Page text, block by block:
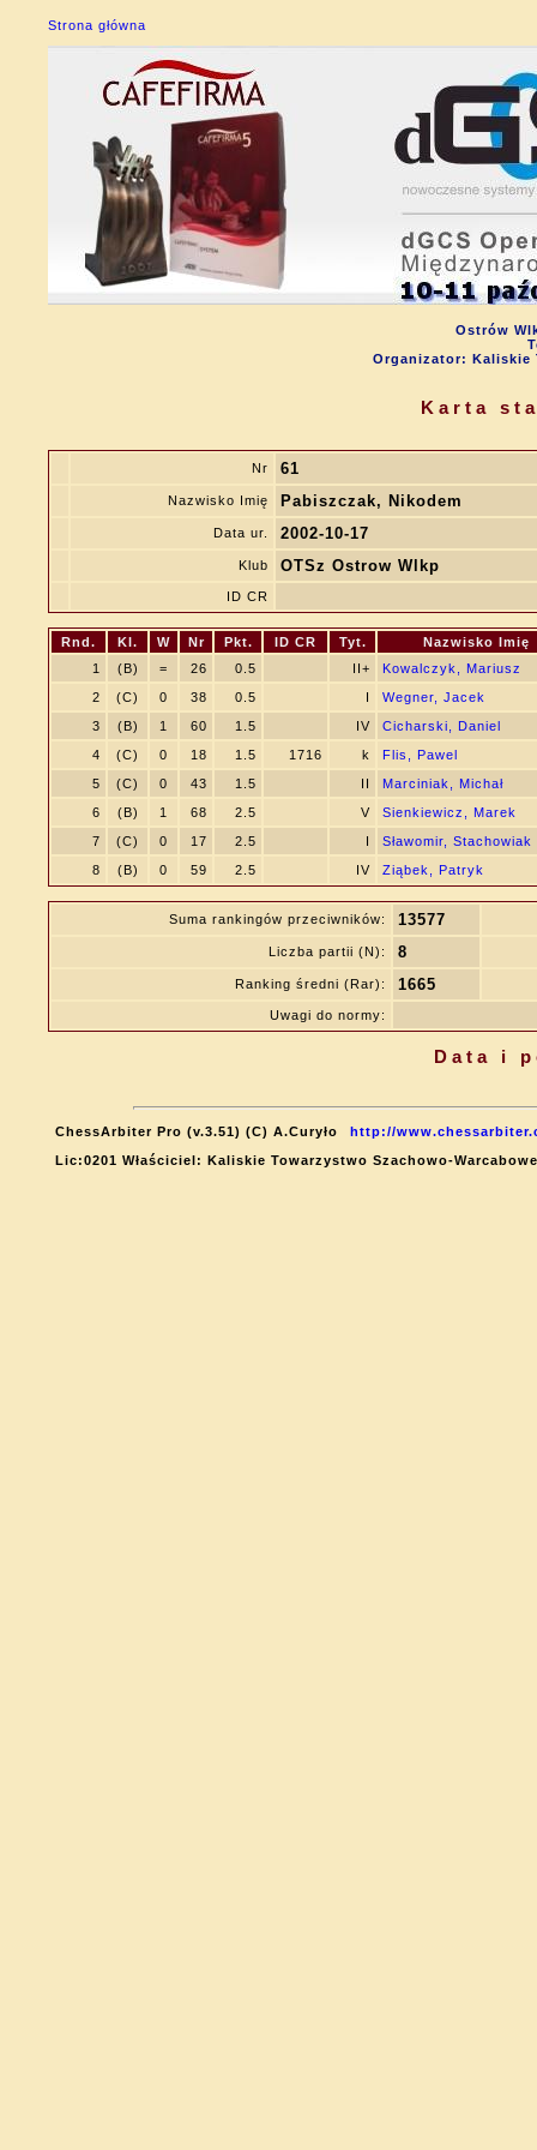
Strona główna
Ostrów
Organizator: Kaliskie
Karta
Nr 61
Nazwisko Imię Pabiszczak, Nikodem
Data ur. 2002-10-17
Klub OTSz Ostrow Wlkp
ID CR
Rnd. Kl. W Nr Pkt. ID CR Tyt.
Nazwisko Imię
1
(B) = 26 0.5 II+
Kowalczyk, Mariusz
2
(C) 0 38 0.5 I
Wegner, Jacek
3
(B) 1 60 1.5 IV
Cicharski, Daniel
4
(C) 0 18 1.5 1716 k
Flis, Pawel
5
(C) 0 43 1.5 II
Marciniak, Michał
6
(B) 1 68 2.5 V
Sienkiewicz, Marek
7
(C) 0 17 2.5 I
Sławomir, Stachowiak
8
(B) 0 59 2.5 IV Ziąbek, Patryk
Suma rankingów przeciwników: 13577
Liczba partii (N): 8
Ranking średni (Rar): 1665
Uwagi do normy:
Data i
ChessArbiter Pro (v.3.51) (C) A.Curyło
http://
Lic:0201 Właściciel: Kaliskie Towarzystwo Szachowo-Warcabowe